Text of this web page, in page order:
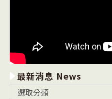
最新消息 News
選取分類